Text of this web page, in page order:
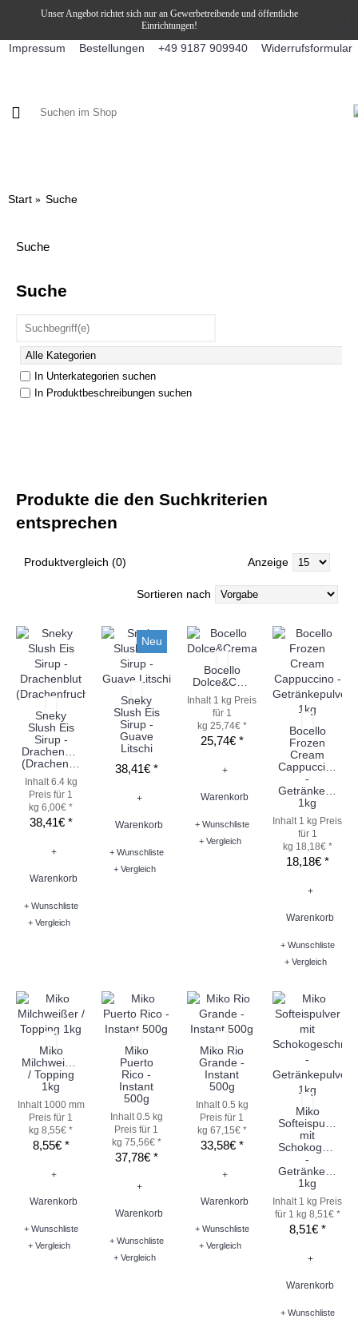
Unser Angebot richtet sich nur an Gewerbetreibende und öffentliche
Einrichtungen!
Impressum Bestellungen +49 9187 909940 Widerrufsformular
Start Suche
Suche
Suche
In Unterkategorien suchen
In Produktbeschreibungen suchen
Produkte die den Suchkriterien
entsprechen
Produktvergleich (0) Anzeige
Sortieren nach
Sneky
Slush Eis
Sirup -
Drachenblut
(Drachenfrucht)
Inhalt 6.4 kg
Preis für 1
kg 6,00€ *
38,41€ *
+
Warenkorb
+ Wunschliste
+ Vergleich
Neu
Sneky
Slush Eis
Sirup -
Guave
Litschi
38,41€ *
+
Warenkorb
+ Wunschliste
+ Vergleich
Bocello
Dolce&Crema
Inhalt 1 kg Preis
für 1
kg 25,74€ *
25,74€ *
+
Warenkorb
+ Wunschliste
+ Vergleich
Bocello
Frozen
Cream
Cappuccino
-
Getränkepulver
1kg
Inhalt 1 kg Preis
für 1
kg 18,18€ *
18,18€ *
+
Warenkorb
+ Wunschliste
+ Vergleich
Miko
Milchweißer
/ Topping
1kg
Inhalt 1000 mm
Preis für 1
kg 8,55€ *
8,55€ *
+
Warenkorb
+ Wunschliste
+ Vergleich
Miko
Puerto
Rico -
Instant
500g
Inhalt 0.5 kg
Preis für 1
kg 75,56€ *
37,78€ *
+
Warenkorb
+ Wunschliste
+ Vergleich
Miko Rio
Grande -
Instant
500g
Inhalt 0.5 kg
Preis für 1
kg 67,15€ *
33,58€ *
+
Warenkorb
+ Wunschliste
+ Vergleich
Miko
Softeispulver
mit
-
Getränkepulver
1kg
Inhalt 1 kg Preis
für 1 kg 8,51€ *
8,51€ *
+
Warenkorb
+ Wunschliste